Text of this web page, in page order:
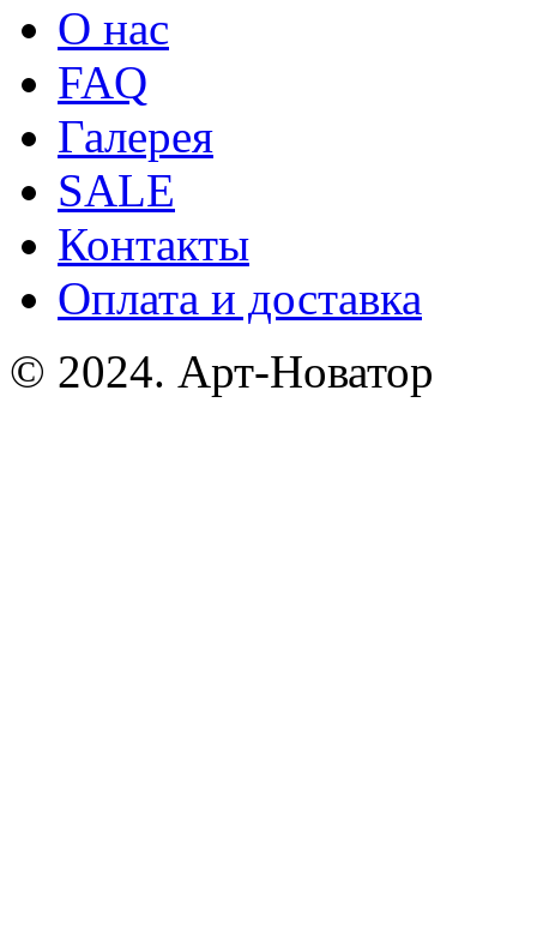
О нас
FAQ
Галерея
SALE
Контакты
Оплата и доставка
© 2024. Арт-Новатор